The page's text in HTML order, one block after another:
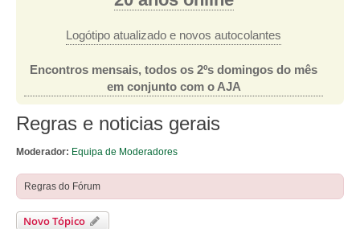
Logótipo atualizado e novos autocolantes
Encontros mensais, todos os 2ºs domingos do mês
em conjunto com o AJA
Regras e noticias gerais
Moderador: Equipa de Moderadores
Regras do Fórum
Novo Tópico